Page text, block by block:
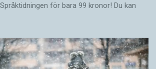
för bara 99 kronor! Du kan